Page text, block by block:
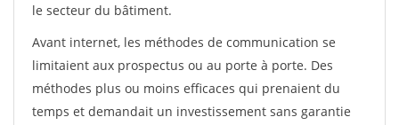
le secteur du bâtiment.
Avant internet, les méthodes de communication se
limitaient aux prospectus ou au porte à porte. Des
méthodes plus ou moins efficaces qui prenaient du
temps et demandait un investissement sans garantie